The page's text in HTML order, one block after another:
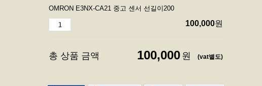
OMRON E3NX-CA21 중고 센서 선길이200
100,000원
총 상품 금액 100,000 원 (vat별도)